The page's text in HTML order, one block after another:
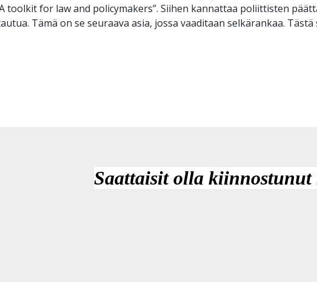
toolkit for law and policymakers”. Siihen kannattaa poliittisten
Tämä on se seuraava asia, jossa vaaditaan selkärankaa.
Saattaisit olla kiinnostunut